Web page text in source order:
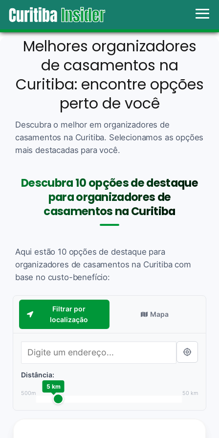
Melhores organizadores
de casamentos na
Curitiba: encontre opções
perto de você
Descubra o melhor em organizadores de
casamentos na Curitiba. Selecionamos as opções
mais destacadas para você.
Descubra 10 opções de destaque
para organizadores de
casamentos na Curitiba
Aqui estão 10 opções de destaque para
organizadores de casamentos na Curitiba com
base no custo-benefício:
Filtrar por
localização
Mapa
Distância:
500m
5 km
50 km